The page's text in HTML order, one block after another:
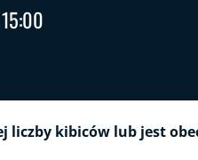
kibiców lub jest